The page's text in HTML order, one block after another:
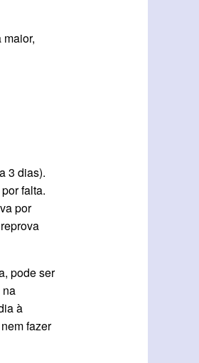
3 dias).
falta.
por
pode ser
na
à
fazer